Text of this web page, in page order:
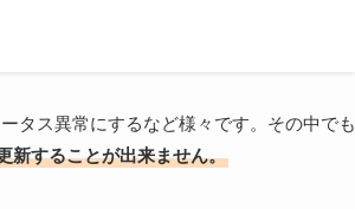
タス異常にするなど様々です。その中でも
新することが出来ません。